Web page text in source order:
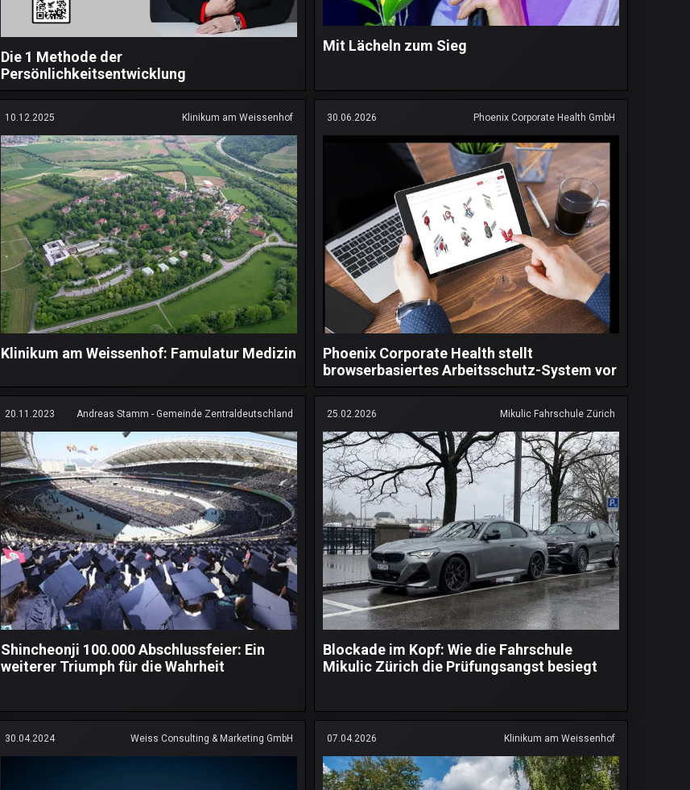
Die 1 Methode der
Persönlichkeitsentwicklung
Mit Lächeln zum Sieg
10.12.2025 Klinikum am Weissenhof
Klinikum am Weissenhof: Famulatur Medizin
30.06.2026 Phoenix Corporate Health GmbH
Phoenix Corporate Health stellt
browserbasiertes Arbeitsschutz-System vor
20.11.2023 Andreas Stamm - Gemeinde Zentraldeutschland
Shincheonji 100.000 Abschlussfeier: Ein
weiterer Triumph für die Wahrheit
25.02.2026 Mikulic Fahrschule Zürich
Blockade im Kopf: Wie die Fahrschule
Mikulic Zürich die Prüfungsangst besiegt
30.04.2024 Weiss Consulting & Marketing GmbH 07.04.2026 Klinikum am Weissenhof